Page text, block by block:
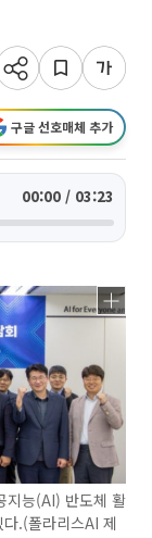
구글 선호매체 추가
00:00 / 03:23
지능(AI) 반도체 활
.(폴라리스AI 제